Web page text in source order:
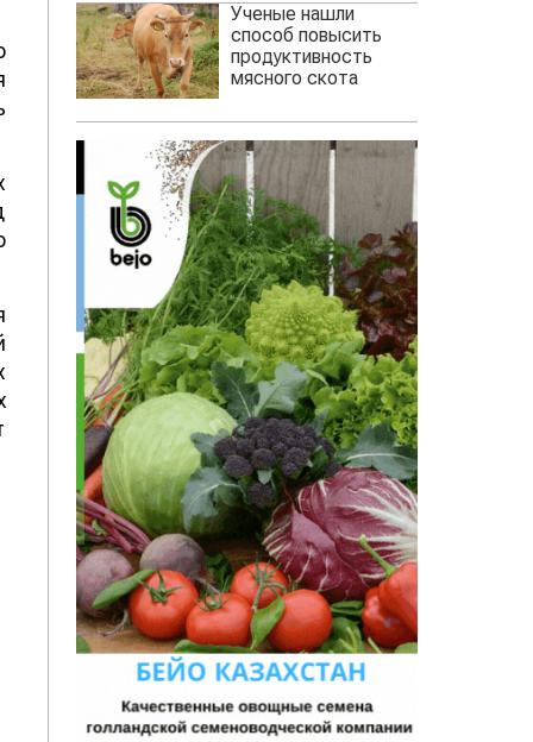
Ученые нашли
способ повысить
продуктивность
мясного скота